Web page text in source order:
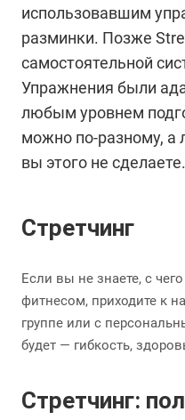
использовавшим
разминки. Позже
самостоятельной
Упражнения были
любым уровнем
можно по-разному, а
вы этого не сделаете.
Стретчинг
Если вы не знаете, с
фитнесом, приходите к
группе или с
будет — гибкость,
Стретчинг: